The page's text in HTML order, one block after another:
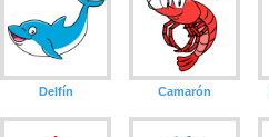
Delfín Camarón